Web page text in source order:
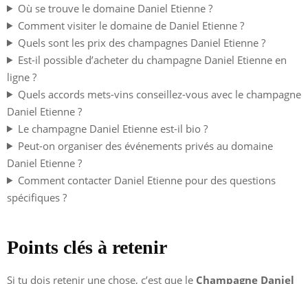
Où se trouve le domaine Daniel Etienne ?
Comment visiter le domaine de Daniel Etienne ?
Quels sont les prix des champagnes Daniel Etienne ?
Est-il possible d’acheter du champagne Daniel Etienne en
ligne ?
Quels accords mets-vins conseillez-vous avec le champagne
Daniel Etienne ?
Le champagne Daniel Etienne est-il bio ?
Peut-on organiser des événements privés au domaine
Daniel Etienne ?
Comment contacter Daniel Etienne pour des questions
spécifiques ?
Points clés à retenir
Si tu dois retenir une chose, c’est que le Champagne Daniel